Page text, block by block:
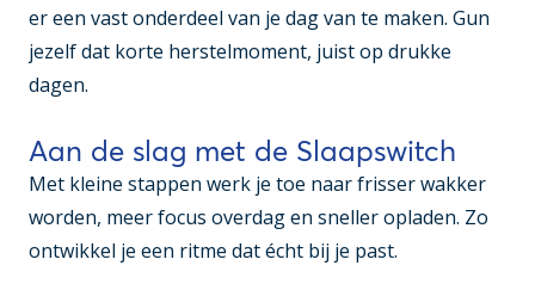
er een vast onderdeel van je dag van te maken. Gun
jezelf dat korte herstelmoment, juist op drukke
dagen.
Aan de slag met de Slaapswitch
Met kleine stappen werk je toe naar frisser wakker
worden, meer focus overdag en sneller opladen. Zo
ontwikkel je een ritme dat écht bij je past.